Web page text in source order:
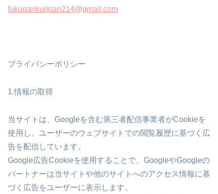
fukupankuripan214@gmail.com
プライバシーポリシー
1.情報の取得
当サイトは、Googleを含む第三者配信事業者がCookieを
使用し、ユーザーのウェブサイトでの閲覧履歴に基づく広
告を配信しています。
Google広告Cookieを使用することで、GoogleやGoogleの
パートナーは当サイトや他のサイトへのアクセス情報に基
づく広告をユーザーに表示します。